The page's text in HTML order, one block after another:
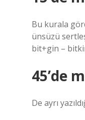
Bu kurala
ünsüzü
bit+gin –
45’de
De ayrı